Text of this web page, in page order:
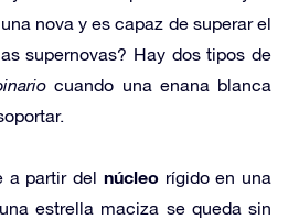
nova y es capaz de superar el
supernovas? Hay dos tipos de
cuando una enana blanca
a partir del núcleorígido en una
estrella maciza se queda sin